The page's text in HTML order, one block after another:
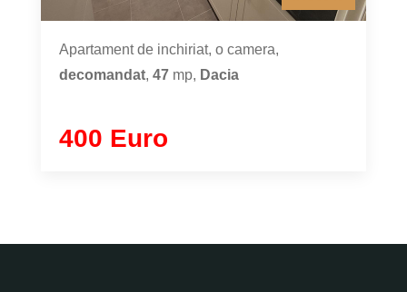
Apartament de inchiriat, o camera,
decomandat, 47 mp, Dacia
400 Euro